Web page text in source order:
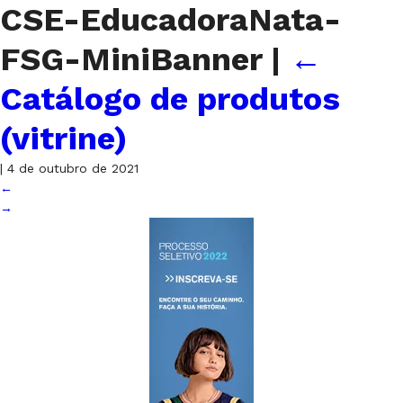
CSE-EducadoraNata-
FSG-MiniBanner | ←
Catálogo de produtos
(vitrine)
| 4 de outubro de 2021
←
→